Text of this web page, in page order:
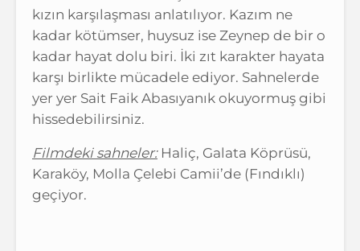
kızın karşılaşması anlatılıyor. Kazım ne
kadar kötümser, huysuz ise Zeynep de bir o
kadar hayat dolu biri. İki zıt karakter hayata
karşı birlikte mücadele ediyor. Sahnelerde
yer yer Sait Faik Abasıyanık okuyormuş gibi
hissedebilirsiniz.
Filmdeki sahneler:Haliç, Galata Köprüsü,
Karaköy, Molla Çelebi Camii’de (Fındıklı)
geçiyor.